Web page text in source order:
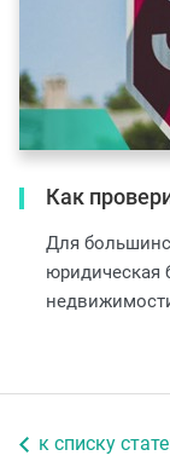
Как
Для
юридическая
к списку